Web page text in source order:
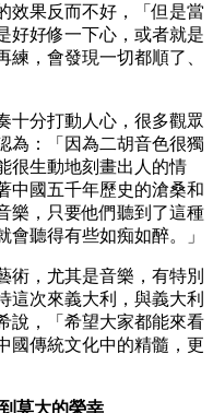
效果反而不好，「但是當
好好修一下心，或者就是
，會發現一切都順了、
十分打動人心，很多觀眾
為：「因為二胡音色很獨
很生動地刻畫出人的情
中國五千年歷史的滄桑和
樂，只要他們聽到了這種
聽得有些如痴如醉。」
術，尤其是音樂，有特別
這次來義大利，與義大利
說，「希望大家都能來看
國傳統文化中的精髓，更
莫大的榮幸